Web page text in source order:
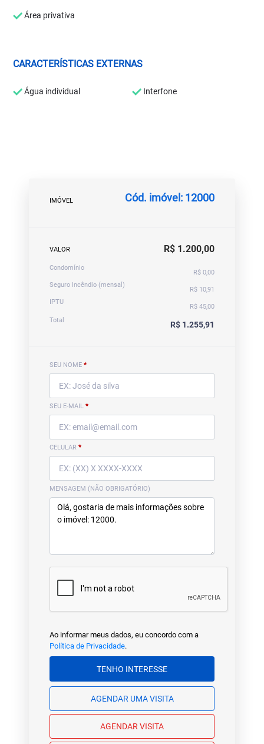
Área privativa
CARACTERÍSTICAS EXTERNAS
Água individual Interfone
IMÓVEL Cód. imóvel: 12000
VALOR R$ 1.200,00
Condomínio
R$ 0,00
Seguro Incêndio (mensal)
R$ 10,91
IPTU
R$ 45,00
Total
R$ 1.255,91
SEU NOME *
SEU E-MAIL *
CELULAR *
MENSAGEM (NÃO OBRIGATÓRIO)
Ao informar meus dados, eu concordo com a
Política de Privacidade.
TENHO INTERESSE
AGENDAR UMA VISITA
AGENDAR VISITA